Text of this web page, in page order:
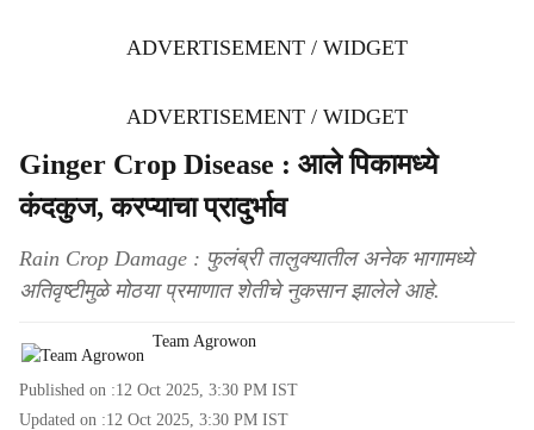
ADVERTISEMENT / WIDGET
ADVERTISEMENT / WIDGET
Ginger Crop Disease : आले पिकामध्ये
कंदकुज, करप्याचा प्रादुर्भाव
Rain Crop Damage : फुलंब्री तालुक्यातील अनेक भागामध्ये
अतिवृष्टीमुळे मोठया प्रमाणात शेतीचे नुकसान झालेले आहे.
Team Agrowon
Published on :12 Oct 2025, 3:30 PM IST
Updated on :12 Oct 2025, 3:30 PM IST